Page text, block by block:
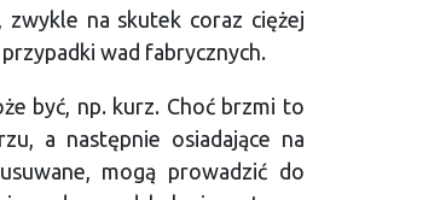
na skutek coraz ciężej
wad fabrycznych.
być, np. kurz. Choć brzmi to
a następnie osiadające na
mogą prowadzić do